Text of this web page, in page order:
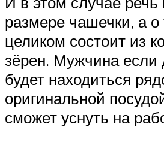
размере чашечки, а о
целиком состоит из
зёрен. Мужчина если
будет находиться
оригинальной
сможет уснуть на